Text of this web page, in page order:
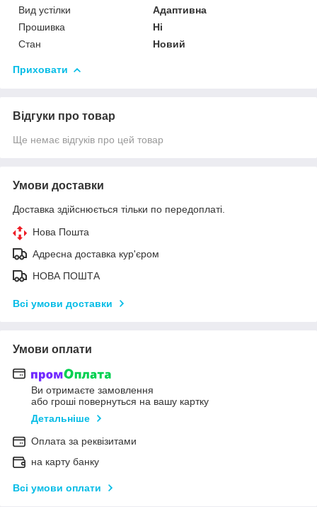
Вид устілки
Адаптивна
Прошивка
Ні
Стан
Новий
Приховати
Відгуки про товар
Ще немає відгуків про цей товар
Умови доставки
Доставка здійснюється тільки по передоплаті.
Нова Пошта
Адресна доставка кур'єром
НОВА ПОШТА
Всі умови доставки
Умови оплати
Ви отримаєте замовлення
або гроші повернуться на вашу картку
Детальніше
Оплата за реквізитами
на карту банку
Всі умови оплати